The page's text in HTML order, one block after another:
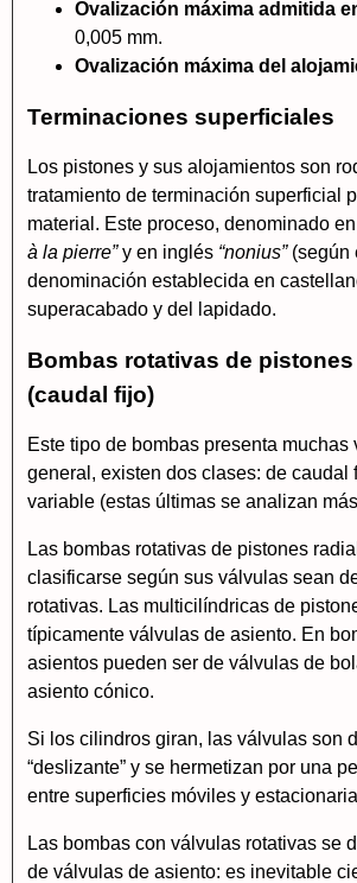
Ovalización máxima admitida
0,005 mm.
Ovalización máxima del
Terminaciones superficiales
Los pistones y sus alojamientos son
tratamiento de terminación superficial
material. Este proceso, denominado
à la pierre”y en inglés “nonius”(según
denominación establecida en
superacabado y del lapidado.
Bombas rotativas de
(caudal fijo)
Este tipo de bombas presenta muchas
general, existen dos clases: de caudal
variable (estas últimas se analizan
Las bombas rotativas de pistones
clasificarse según sus válvulas sean
rotativas. Las multicilíndricas de
típicamente válvulas de asiento. En
asientos pueden ser de válvulas de
asiento cónico.
Si los cilindros giran, las válvulas son
“deslizante” y se hermetizan por una
entre superficies móviles y
Las bombas con válvulas rotativas se
de válvulas de asiento: es inevitable